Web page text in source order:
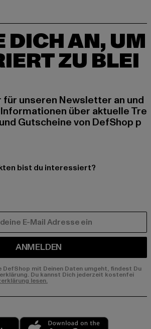
DICH AN, UM
ZU BLEI
für unseren Newsletter an und
über aktuelle Tre
Gutscheine von DefShop p
bist du interessiert?
ANMELDEN
DefShop mit Deinen Daten umgeht, findest Du
Du kannst Dich jederzeit kostenfei
lesen.
Play market